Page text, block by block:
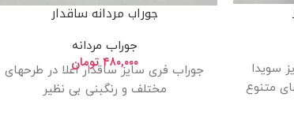
سویدا
متنوع
جوراب مردانه ساقدار
جوراب مردانه
۴۸۰,۰۰۰ تومان
جوراب فری سایز ساقدار اعلا در طرحهای
مختلف و رنگبنی بی نظیر